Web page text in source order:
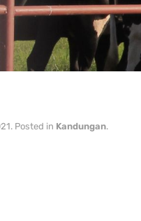
. Posted in Kandungan.